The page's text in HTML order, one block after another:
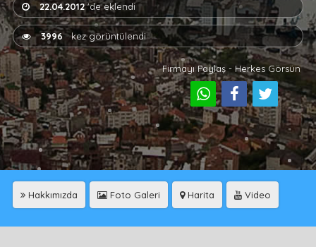
22.04.2012'de eklendi
3996kez görüntülendi
Firmayı Paylaş - Herkes Görsün
Hakkımızda Foto Galeri Harita Video